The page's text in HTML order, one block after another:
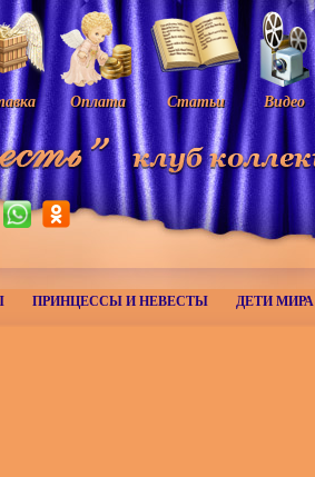
Оплата Статьи Видео
ПРИНЦЕССЫ И НЕВЕСТЫ ДЕТИ МИРА